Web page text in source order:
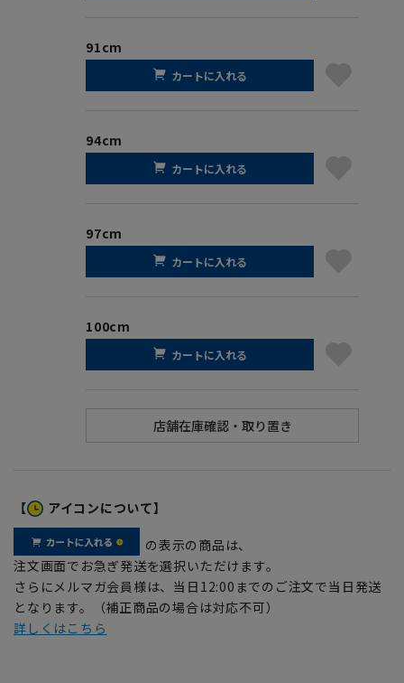
91cm
カートに入れる
94cm
カートに入れる
97cm
カートに入れる
100cm
カートに入れる
【 アイコンについて】
の表示の商品は、
注文画面でお急ぎ発送を選択いただけます。
さらにメルマガ会員様は、当日12:00までのご注文で当日発送
となります。（補正商品の場合は対応不可）
詳しくはこちら